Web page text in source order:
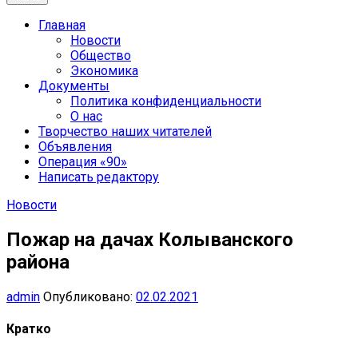
Главная
Новости
Общество
Экономика
Документы
Политика конфиденциальности
О нас
Творчество наших читателей
Объявления
Операция «90»
Написать редактору
Новости
Пожар на дачах Колыванского
района
admin Опубликовано: 02.02.2021
Кратко